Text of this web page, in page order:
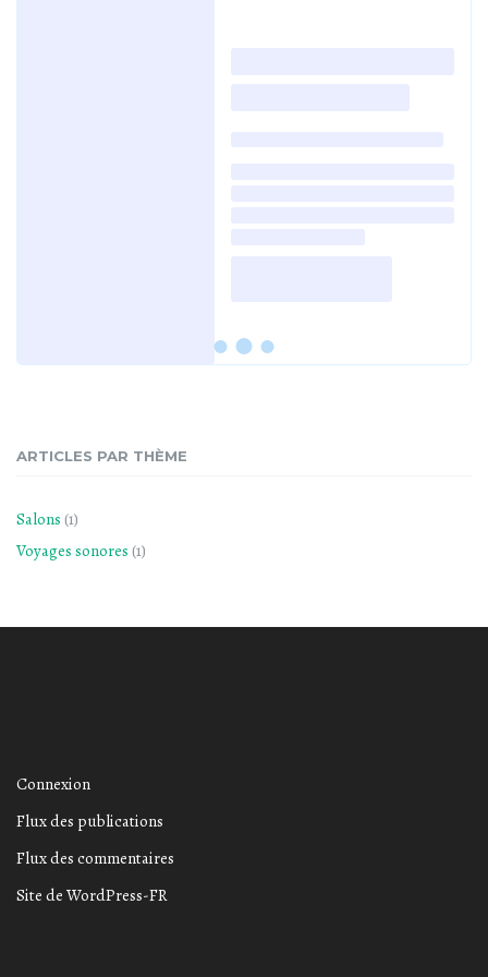
ARTICLES PAR THÈME
Salons (1)
Voyages sonores (1)
Connexion
Flux des publications
Flux des commentaires
Site de WordPress-FR